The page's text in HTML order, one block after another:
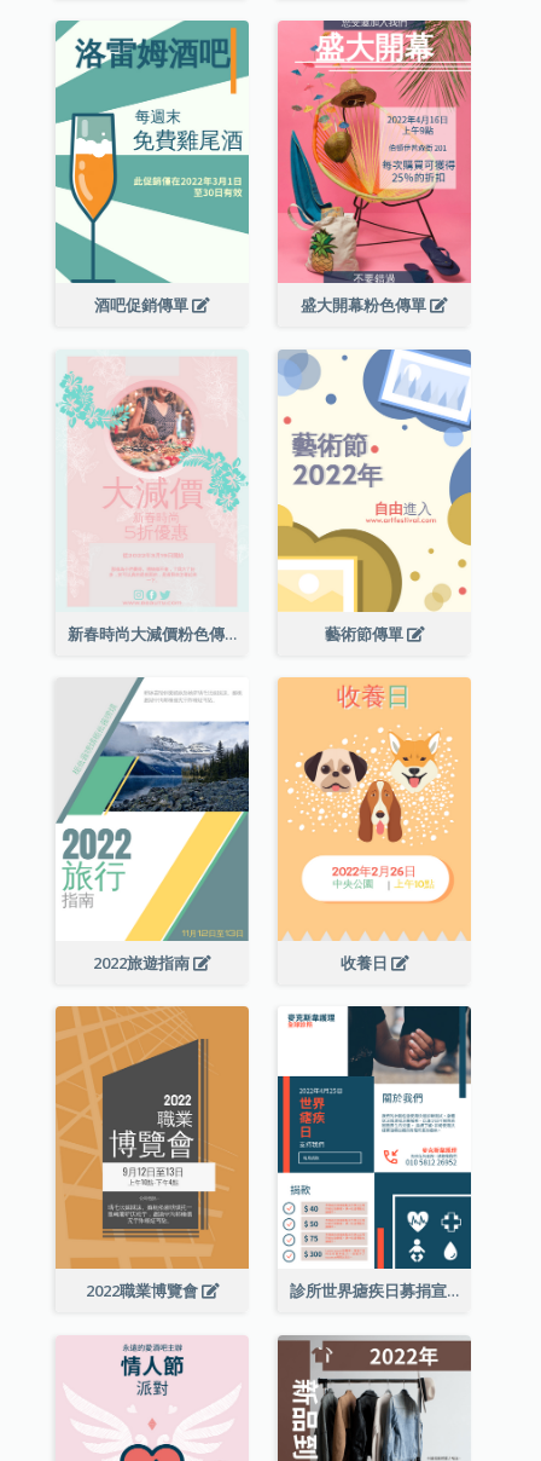
酒吧促銷傳單 盛大開幕粉色傳單
新春時尚大減價粉色傳單 藝術節傳單
2022旅遊指南 收養日
2022職業博覽會 診所世界瘧疾日募捐宣傳單張